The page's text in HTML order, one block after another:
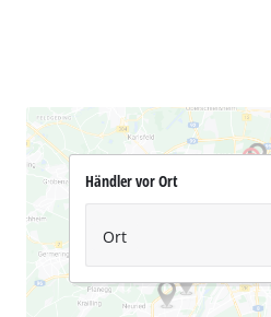
Händler vor Ort
Ort